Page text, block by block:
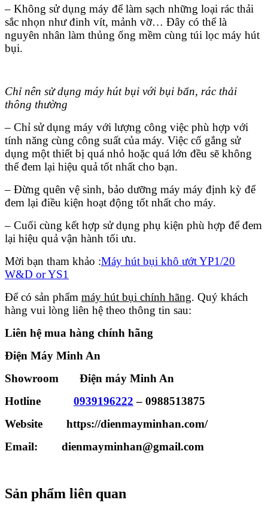
– Không sử dụng máy để làm sạch những loại rác thải
sắc nhọn như đinh vít, mảnh vỡ… Đây có thể là
nguyên nhân làm thủng ống mềm cùng túi lọc máy hút
bụi.
Chỉ nên sử dụng máy hút bụi với bụi bẩn, rác thải
thông thường
– Chỉ sử dụng máy với lượng công việc phù hợp với
tính năng cùng công suất của máy. Việc cố gắng sử
dụng một thiết bị quá nhỏ hoặc quá lớn đều sẽ không
thể đem lại hiệu quả tốt nhất cho bạn.
– Đừng quên vệ sinh, bảo dưỡng máy máy định kỳ để
đem lại điều kiện hoạt động tốt nhất cho máy.
– Cuối cùng kết hợp sử dụng phụ kiện phù hợp để đem
lại hiệu quả vận hành tối ưu.
Mời bạn tham khảo :Máy hút bụi khô ướt YP1/20
W&D or YS1
Để có sản phẩm máy hút bụi chính hãng. Quý khách
hàng vui lòng liên hệ theo thông tin sau:
Liên hệ mua hàng chính hãng
Điện Máy Minh An
Showroom Điện máy Minh An
Hotline 0939196222 – 0988513875
Website https://dienmayminhan.com/
Email: dienmayminhan@gmail.com
Sản phẩm liên quan